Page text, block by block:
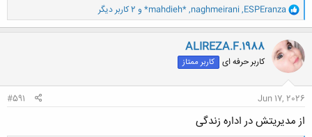
و
ا
ک
ن
ش
ه
ا
ESPEranza
,
naghmeirani
,
*mahdieh* و 2 کاربر دیگر
ALIREZA.F.1988
کاربر حرفه ای کاربر ممتاز
Jun 17, 2026
#591
از مدیریتش در اداره زندگی